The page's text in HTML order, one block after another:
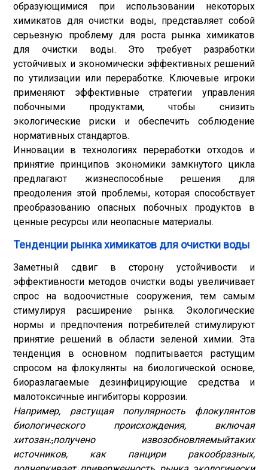
образующимися при использовании некоторых
химикатов для очистки воды, представляет собой
серьезную проблему для роста рынка химикатов
для очистки воды. Это требует разработки
устойчивых и экономически эффективных решений
по утилизации или переработке. Ключевые игроки
применяют эффективные стратегии управления
побочными продуктами, чтобы снизить
экологические риски и обеспечить соблюдение
нормативных стандартов.
Инновации в технологиях переработки отходов и
принятие принципов экономики замкнутого цикла
предлагают жизнеспособные решения для
преодоления этой проблемы, которая способствует
преобразованию опасных побочных продуктов в
ценные ресурсы или неопасные материалы.
Тенденции рынка химикатов для очистки воды
Заметный сдвиг в сторону устойчивости и
эффективности методов очистки воды увеличивает
спрос на водоочистные сооружения, тем самым
стимулируя расширение рынка. Экологические
нормы и предпочтения потребителей стимулируют
принятие решений в области зеленой химии. Эта
тенденция в основном подпитывается растущим
спросом на флокулянты на биологической основе,
биоразлагаемые дезинфицирующие средства и
малотоксичные ингибиторы коррозии.
Например, растущая популярность флокулянтов
биологического происхождения, включая
хитозан.,получено извозобновляемыйтаких
источников, как панцири ракообразных,